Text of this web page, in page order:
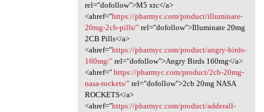
rel="dofollow">M5 xtc</a>
<ahref="https://pharmyc.com/product/illuminate-
20mg-2cb-pills/"rel="dofollow">Illuminate 20mg
2CB Pills</a>
<ahref="https://pharmyc.com/product/angry-birds-
160mg/"rel="dofollow">Angry Birds 160mg</a>
<ahref=" https://pharmyc.com/product/2cb-20mg-
nasa-rockets/"rel="dofollow">2cb 20mg NASA
ROCKETS</a>
<ahref="https://pharmyc.com/product/adderall-